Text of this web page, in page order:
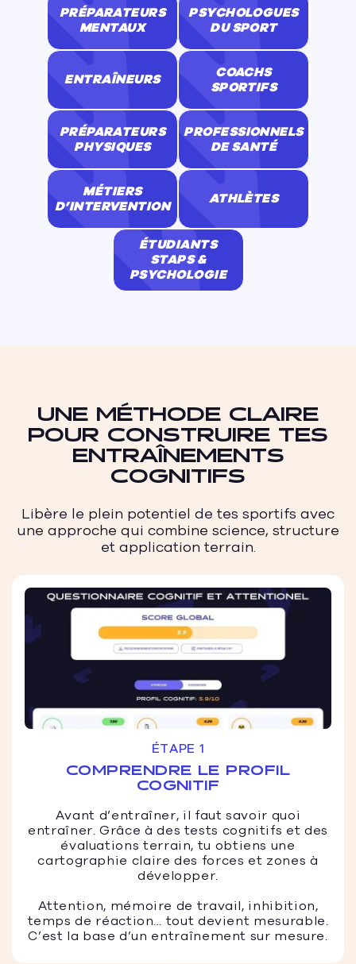
PRÉPARATEURS
MENTAUX
PSYCHOLOGUES
DU SPORT
ENTRAÎNEURS
COACHS
SPORTIFS
PRÉPARATEURS
PHYSIQUES
PROFESSIONNELS
DE SANTÉ
MÉTIERS
D’INTERVENTION
ATHLÈTES
ÉTUDIANTS
STAPS &
PSYCHOLOGIE
UNE MÉTHODE CLAIRE
POUR CONSTRUIRE TES
ENTRAÎNEMENTS
COGNITIFS
Libère le plein potentiel de tes sportifs avec
une approche qui combine science, structure
et application terrain.
ÉTAPE 1
COMPRENDRE LE PROFIL
COGNITIF
Avant d’entraîner, il faut savoir quoi
entraîner. Grâce à des tests cognitifs et des
évaluations terrain, tu obtiens une
cartographie claire des forces et zones à
développer.
Attention, mémoire de travail, inhibition,
temps de réaction… tout devient mesurable.
C’est la base d’un entraînement sur mesure.